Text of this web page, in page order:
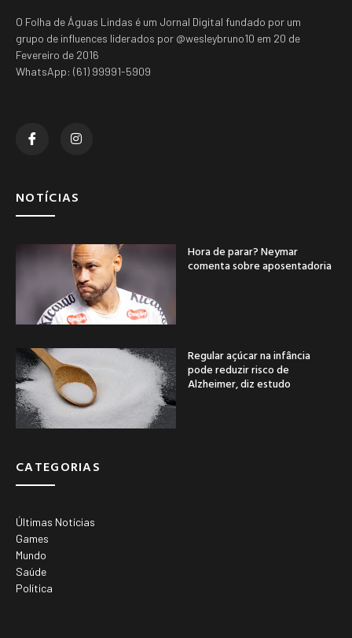
O Folha de Águas Lindas é um Jornal Digital fundado por um
grupo de influences liderados por @wesleybruno10 em 20 de
Fevereiro de 2016
WhatsApp: (61) 99991-5909
NOTÍCIAS
Hora de parar? Neymar
comenta sobre aposentadoria
Regular açúcar na infância
pode reduzir risco de
Alzheimer, diz estudo
CATEGORIAS
Últimas Notícias
Games
Mundo
Saúde
Política